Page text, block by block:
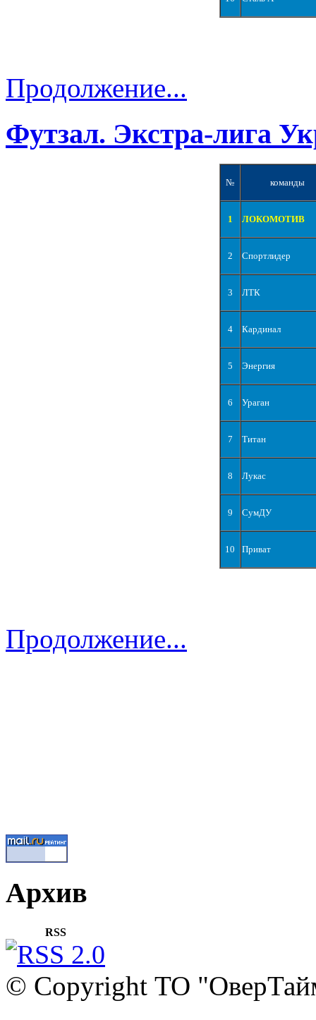
Продолжение...
Футзал. Экстра-лига
№ команды
1 ЛОКОМОТИВ
2 Спортлидер
3 ЛТК
4 Кардинал
5 Энергия
6 Ураган
7 Титан
8 Лукас
9 СумДУ
10 Приват
Продолжение...
Архив
RSS
© Copyright ТО